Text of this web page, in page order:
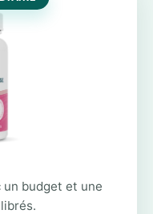
un budget et une